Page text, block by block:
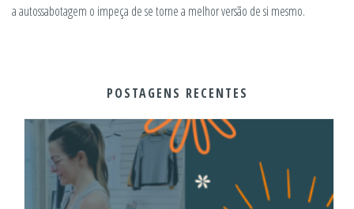
a autossabotagem o impeça de se torne a melhor versão de si mesmo.
POSTAGENS RECENTES